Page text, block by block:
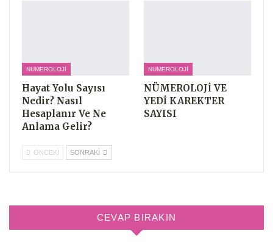
NUMEROLOJI
Hayat Yolu Sayısı
Nedir? Nasıl
Hesaplanır Ve Ne
Anlama Gelir?
NUMEROLOJI
NÜMEROLOJİ VE
YEDİ KAREKTER
SAYISI
ÖNCEKI SONRAKI
CEVAP BIRAKIN